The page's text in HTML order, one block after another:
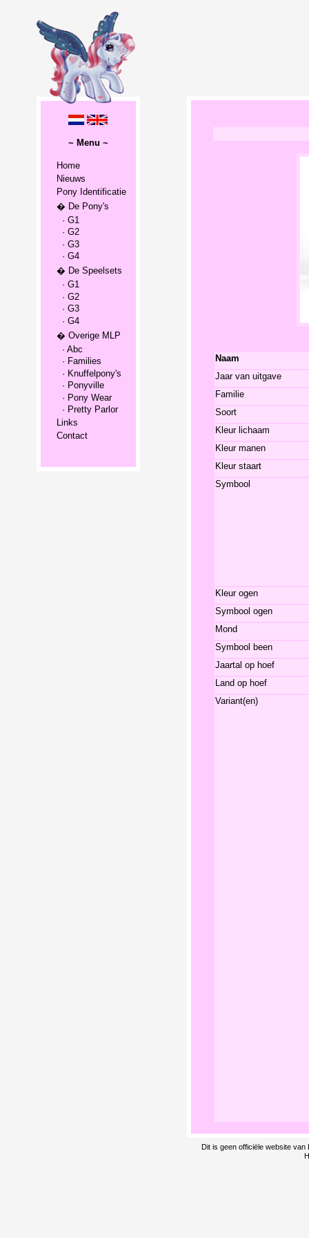
~ Menu ~
Home
Nieuws
Pony Identificatie
� De Pony's
· G1
· G2
· G3
· G4
� De Speelsets
· G1
· G2
· G3
· G4
� Overige MLP
· Abc
· Families
· Knuffelpony's
· Ponyville
· Pony Wear
· Pretty Parlor
Links
Contact
Naam
Jaar van uitgave
Familie
Soort
Kleur lichaam
Kleur manen
Kleur staart
Symbool
Kleur ogen
Symbool ogen
Mond
Symbool been
Jaartal op hoef
Land op hoef
Variant(en)
Dit is geen officiële website